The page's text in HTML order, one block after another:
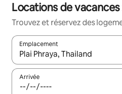
Locations de vacances
Trouvez et réservez des
Emplacement
Quand les résultats sont
Arrivée